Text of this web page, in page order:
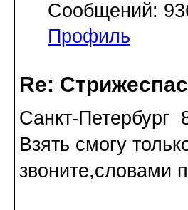
Сообщений:
Профиль
Re:
Санкт-Петербург
Взять смогу
звоните,словами